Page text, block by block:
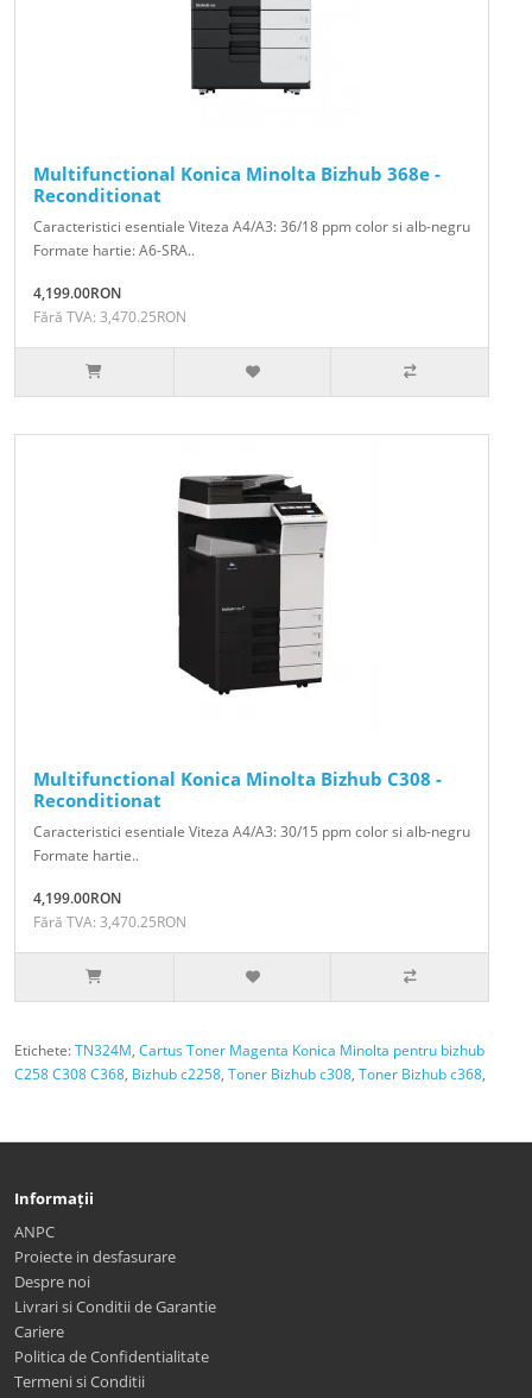
Multifunctional Konica Minolta Bizhub 368e -
Reconditionat
Caracteristici esentiale Viteza A4/A3: 36/18 ppm color si alb-negru
Formate hartie: A6-SRA..
4,199.00RON
Fără TVA: 3,470.25RON
Multifunctional Konica Minolta Bizhub C308 -
Reconditionat
Caracteristici esentiale Viteza A4/A3: 30/15 ppm color si alb-negru
Formate hartie..
4,199.00RON
Fără TVA: 3,470.25RON
Etichete:TN324M, Cartus Toner Magenta Konica Minolta pentru bizhub
C258 C308 C368, Bizhub c2258, Toner Bizhub c308, Toner Bizhub c368,
Informații
ANPC
Proiecte in desfasurare
Despre noi
Livrari si Conditii de Garantie
Cariere
Politica de Confidentialitate
Termeni si Conditii